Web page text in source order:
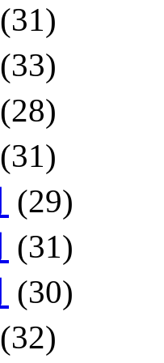
(31)
(33)
(28)
(31)
(29)
(31)
(30)
(32)